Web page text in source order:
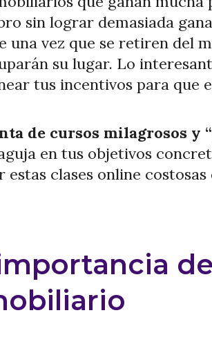
sin lograr demasiada
una vez que se retiren del
su lugar. Lo
tus incentivos para que
de cursos milagrosos y
en tus objetivos
estas clases online